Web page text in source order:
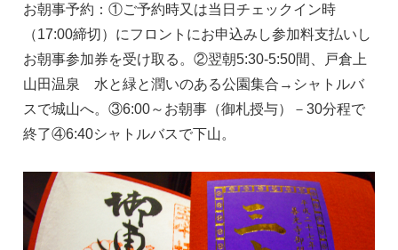
お朝事予約：①ご予約時又は当日チェックイン時
（17:00締切）にフロントにお申込みし参加料支払いし
お朝事参加券を受け取る。②翌朝5:30-5:50間、戸倉上
山田温泉 水と緑と潤いのある公園集合→シャトルバ
スで城山へ。③6:00～お朝事（御札授与）－30分程で
終了④6:40シャトルバスで下山。